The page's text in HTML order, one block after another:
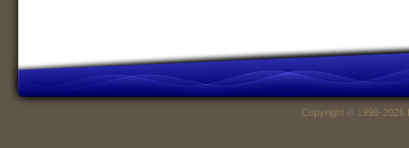
Copyright © 1996-2026